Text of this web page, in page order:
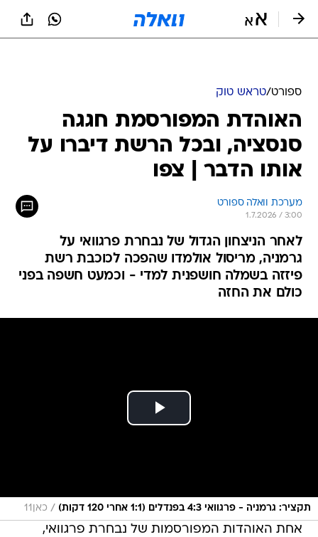
ספורט/טראש טוק
האוהדת המפורסמת חגגה
סנסציה, ובכל הרשת דיברו על
אותו הדבר | צפו
מערכת וואלה ספורט
1.7.2026 / 3:00
לאחר הניצחון הגדול של נבחרת פרגוואי על
גרמניה, מריסול אולמדו שהפכה לכוכבת רשת
פיזזה בשמלה חושפנית למדי - וכמעט חשפה בפני
כולם את החזה
תקציר: גרמניה - פרגוואי 4:3 בפנדלים (1:1 אחרי 120 דקות) / כאן11
אחת האוהדות המפורסמות של נבחרת פרגוואי,